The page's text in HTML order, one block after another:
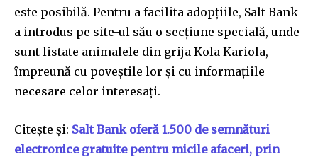
este posibilă. Pentru a facilita adopțiile, Salt Bank
a introdus pe site-ul său o secțiune specială, unde
sunt listate animalele din grija Kola Kariola,
împreună cu poveștile lor și cu informațiile
necesare celor interesați.
Citește și: Salt Bank oferă 1.500 de semnături
electronice gratuite pentru micile afaceri, prin